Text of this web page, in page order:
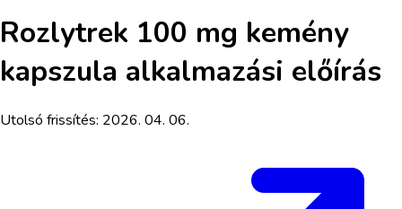
Rozlytrek 100 mg kemény
kapszula alkalmazási előírás
Utolsó frissítés: 2026. 04. 06.